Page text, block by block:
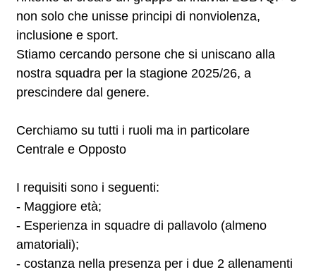
non solo che unisse principi di nonviolenza,
inclusione e sport.
Stiamo cercando persone che si uniscano alla
nostra squadra per la stagione 2025/26, a
prescindere dal genere.
Cerchiamo su tutti i ruoli ma in particolare
Centrale e Opposto
I requisiti sono i seguenti:
- Maggiore età;
- Esperienza in squadre di pallavolo (almeno
amatoriali);
- costanza nella presenza per i due 2 allenamenti